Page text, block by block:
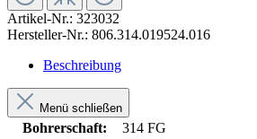
Artikel-Nr.: 323032
Hersteller-Nr.: 806.314.019524.016
Beschreibung
Menü schließen
Bohrerschaft:
314 FG